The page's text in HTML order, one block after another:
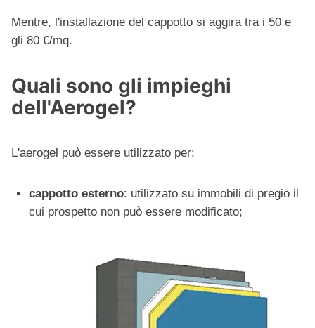
Mentre, l'installazione del cappotto si aggira tra i 50 e
gli 80 €/mq.
Quali sono gli impieghi
dell'Aerogel?
L'aerogel può essere utilizzato per:
cappotto esterno: utilizzato su immobili di pregio il
cui prospetto non può essere modificato;